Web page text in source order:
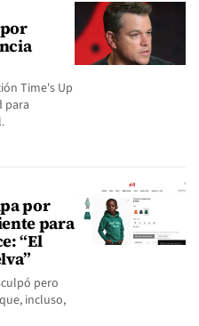
Time's Up
para
por
para
“El
pero
incluso,